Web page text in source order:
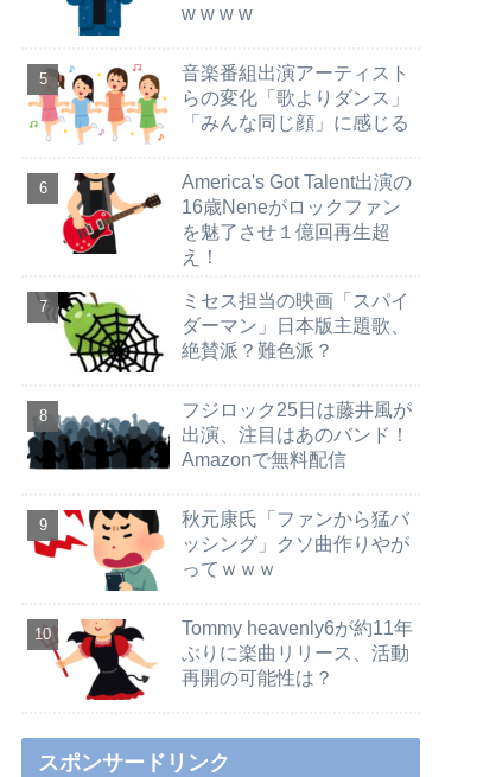
w w w w
音楽番組出演アーティスト
らの変化「歌よりダンス」
「みんな同じ顔」に感じる
America's Got Talent出演の
16歳Neneがロックファン
を魅了させ１億回再生超
え！
ミセス担当の映画「スパイ
ダーマン」日本版主題歌、
絶賛派？難色派？
フジロック25日は藤井風が
出演、注目はあのバンド！
Amazonで無料配信
秋元康氏「ファンから猛バ
ッシング」クソ曲作りやが
ってｗｗｗ
Tommy heavenly6が約11年
ぶりに楽曲リリース、活動
再開の可能性は？
スポンサードリンク